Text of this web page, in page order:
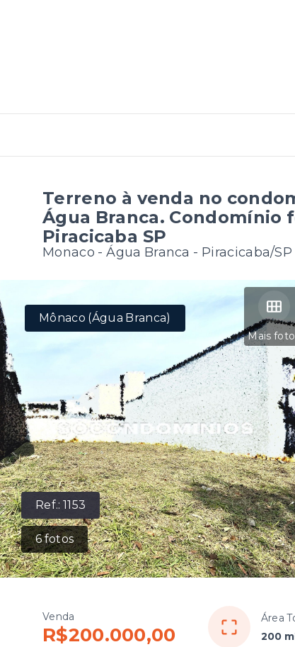
Terreno à venda no
Água Branca. Condomínio
Piracicaba SP
Monaco -Água Branca - Piracicaba/SP
Ref.:1153
6fotos
Mais
Mônaco (Água Branca)
Venda
R$200.000,00
Área
200